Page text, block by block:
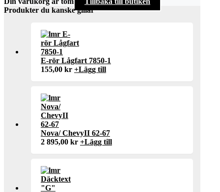
Produkter du kanske gillar
E-rör Lågfart 7850-1
155,00 kr +Lägg till
Nova/ ChevyII 62-67
2 895,00 kr +Lägg till